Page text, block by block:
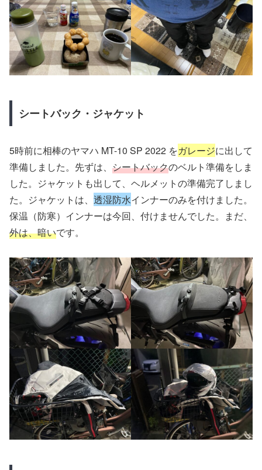
シートバック・ジャケット
5時前に相棒のヤマハ MT-10 SP 2022 をガレージに出して
準備しました。先ずは、 シートバックのベルト準備をしま
した。ジャケットも出して、ヘルメットの準備完了しまし
た。ジャケットは、 透湿防水インナーのみを付けました。
保温（防寒）インナーは今回、付けませんでした。まだ、
外は、暗いです。